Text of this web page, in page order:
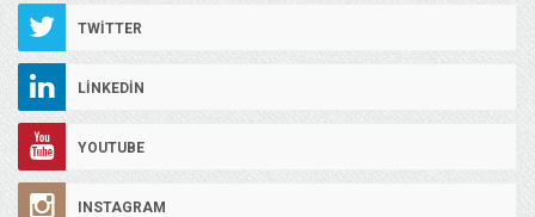
TWITTER
LINKEDIN
YOUTUBE
INSTAGRAM